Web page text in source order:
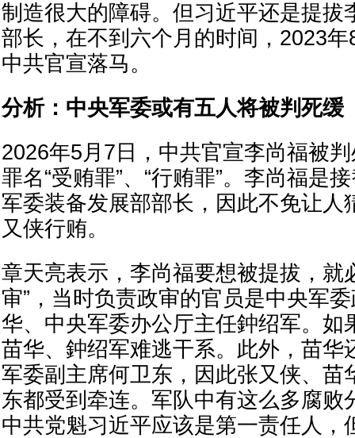
制造很大的障碍。但习近平还是提拔
部长，在不到六个月的时间，2023
中共官宣落马。
分析：中央军委或有五人将被判死缓
2026年5月7日，中共官宣李尚福被
罪名“受贿罪”、“行贿罪”。李尚福是
军委装备发展部部长，因此不免让人
又侠行贿。
章天亮表示，李尚福要想被提拔，就
审”，当时负责政审的官员是中央军
华、中央军委办公厅主任鈡绍军。如
苗华、鈡绍军难逃干系。此外，苗华
军委副主席何卫东，因此张又侠、苗
东都受到牵连。军队中有这么多腐败
中共党魁习近平应该是第一责任人，